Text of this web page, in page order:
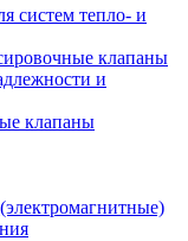
систем тепло- и
клапаны
и
клапаны